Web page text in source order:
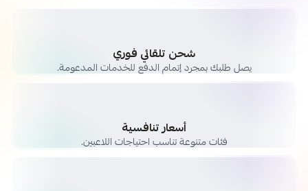
شحن تلقائي فوري
يصل طلبك بمجرد إتمام الدفع للخدمات المدعومة.
أسعار تنافسية
فئات متنوعة تناسب احتياجات اللاعبين.